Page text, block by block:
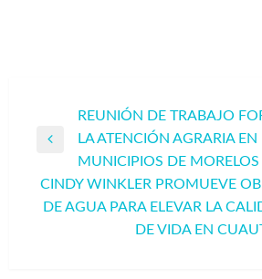
Navegación
de
entradas
REUNIÓN DE TRABAJO
LA ATENCIÓN AGRARIA EN
MUNICIPIOS DE MORELOS
CINDY WINKLER PROMUEVE
DE AGUA PARA ELEVAR LA
DE VIDA EN